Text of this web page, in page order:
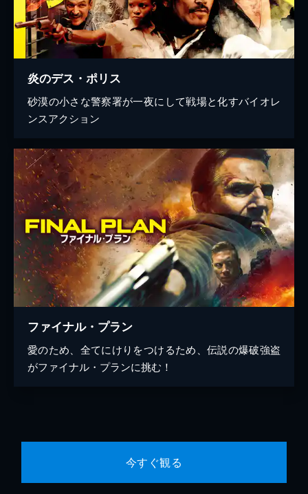
炎のデス・ポリス
砂漠の小さな警察署が一夜にして戦場と化すバイオレ
ンスアクション
ファイナル・プラン
愛のため、全てにけりをつけるため、伝説の爆破強盗
がファイナル・プランに挑む！
今すぐ観る